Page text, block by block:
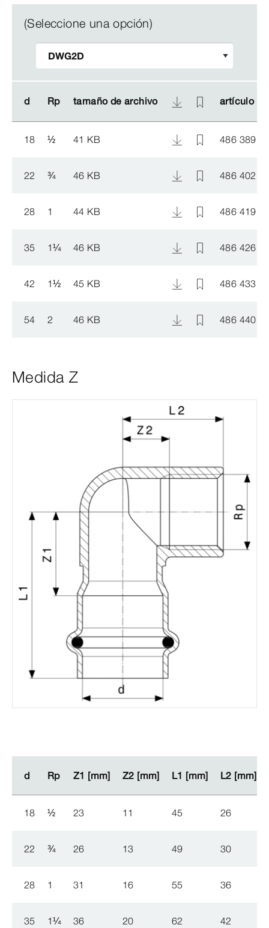
(Seleccione una opción)
d Rp tamaño de archivo artículo
d Rp tamaño de archivo artículo
18 ½ 41 KB 486 389
22 ¾ 46 KB 486 402
28 1 44 KB 486 419
35 1¼ 46 KB 486 426
42 1½ 45 KB 486 433
54 2 46 KB 486 440
Medida Z
d Rp Z1 [mm] Z2 [mm] L1 [mm] L2 [mm]
d Rp Z1 [mm] Z2 [mm] L1 [mm] L2 [mm]
18 ½ 23 11 45 26
22 ¾ 26 13 49 30
28 1 31 16 55 36
35 1¼ 36 20 62 42